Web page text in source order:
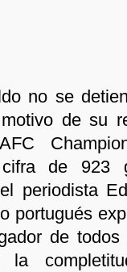
no se
de su
cifra de 923
periodista
portugués
de
la